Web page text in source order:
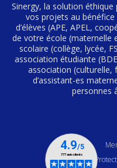
Sinergy, la solution
vos projets au
d’élèves (APE, APEL,
de votre école (maternelle
scolaire (collège, lycée,
association étudiante
association
d’assistant-es
personnes